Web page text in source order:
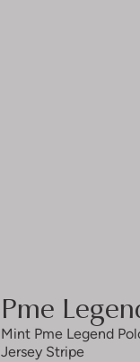
Pme
Mint Pme Legend
Jersey Stripe